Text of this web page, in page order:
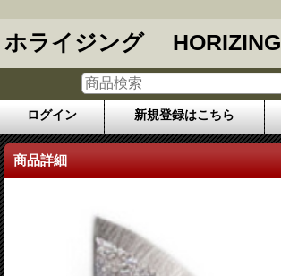
ホライジング HORIZING
ログイン 新規登録はこちら
商品詳細